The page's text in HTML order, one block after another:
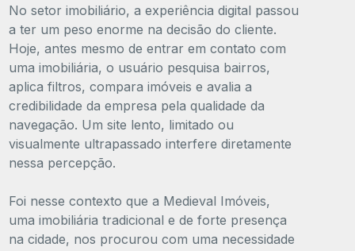
No setor imobiliário, a experiência digital passou
a ter um peso enorme na decisão do cliente.
Hoje, antes mesmo de entrar em contato com
uma imobiliária, o usuário pesquisa bairros,
aplica filtros, compara imóveis e avalia a
credibilidade da empresa pela qualidade da
navegação. Um site lento, limitado ou
visualmente ultrapassado interfere diretamente
nessa percepção.
Foi nesse contexto que a Medieval Imóveis,
uma imobiliária tradicional e de forte presença
na cidade, nos procurou com uma necessidade